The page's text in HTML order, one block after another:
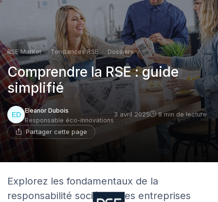
RSE Market Tendances RSE Dossiers
Comprendre la RSE : guide
simplifié
Eleanor Dubois
Responsable éco-innovations
3 avril 2025 9 min de lecture
Partager cette page
Explorez les fondamentaux de la
responsabilité sociétale des entreprises